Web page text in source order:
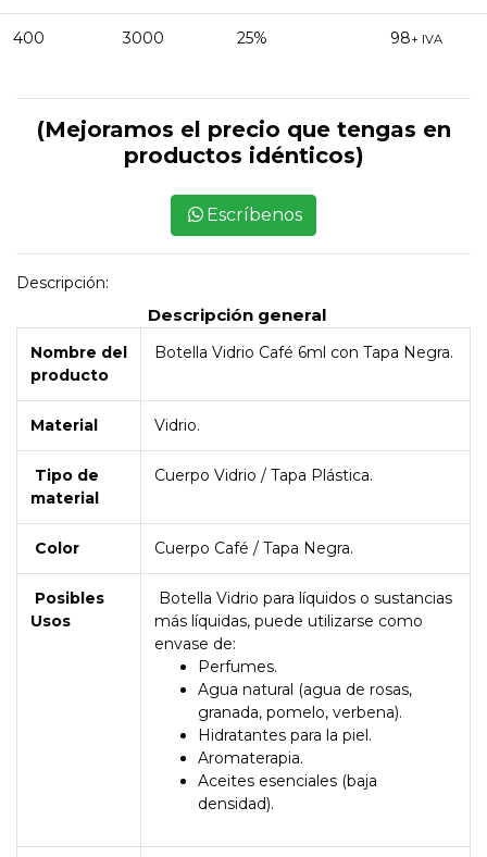
400 3000 25% 98+ IVA
(Mejoramos el precio que tengas en
productos idénticos)
Escríbenos
Descripción:
Descripción general
Nombre del
producto
Botella Vidrio Café 6ml con Tapa Negra.
Material Vidrio.
Tipo de
material
Cuerpo Vidrio / Tapa Plástica.
Color Cuerpo Café / Tapa Negra.
Posibles
Usos
Botella Vidrio para líquidos o sustancias
más líquidas, puede utilizarse como
envase de:
Perfumes.
Agua natural (agua de rosas,
granada, pomelo, verbena).
Hidratantes para la piel.
Aromaterapia.
Aceites esenciales (baja
densidad).